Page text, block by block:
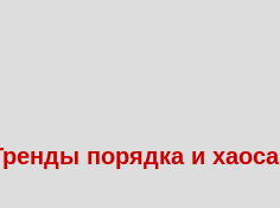
порядка и хаоса